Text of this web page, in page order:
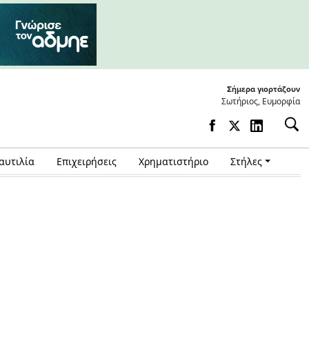
Σήμερα γιορτάζουν
Σωτήριος, Ευμορφία
Επιχειρήσεις Χρηματιστήριο Στήλες